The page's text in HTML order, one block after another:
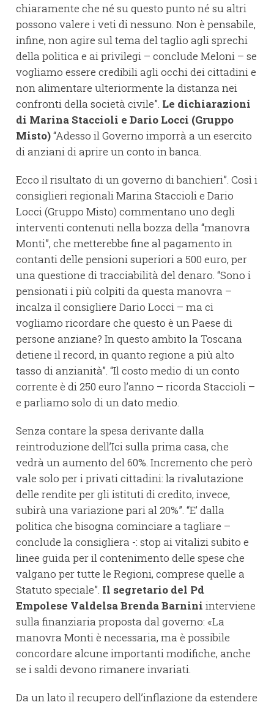
chiaramente che né su questo punto né su altri
possono valere i veti di nessuno. Non è pensabile,
infine, non agire sul tema del taglio agli sprechi
della politica e ai privilegi – conclude Meloni – se
vogliamo essere credibili agli occhi dei cittadini e
non alimentare ulteriormente la distanza nei
confronti della società civile”. Le dichiarazioni
di Marina Staccioli e Dario Locci (Gruppo
Misto)“Adesso il Governo imporrà a un esercito
di anziani di aprire un conto in banca.
Ecco il risultato di un governo di banchieri”. Così i
consiglieri regionali Marina Staccioli e Dario
Locci (Gruppo Misto) commentano uno degli
interventi contenuti nella bozza della “manovra
Monti”, che metterebbe fine al pagamento in
contanti delle pensioni superiori a 500 euro, per
una questione di tracciabilità del denaro. “Sono i
pensionati i più colpiti da questa manovra –
incalza il consigliere Dario Locci – ma ci
vogliamo ricordare che questo è un Paese di
persone anziane? In questo ambito la Toscana
detiene il record, in quanto regione a più alto
tasso di anzianità”. “Il costo medio di un conto
corrente è di 250 euro l’anno – ricorda Staccioli –
e parliamo solo di un dato medio.
Senza contare la spesa derivante dalla
reintroduzione dell’Ici sulla prima casa, che
vedrà un aumento del 60%. Incremento che però
vale solo per i privati cittadini: la rivalutazione
delle rendite per gli istituti di credito, invece,
subirà una variazione pari al 20%”. “E’ dalla
politica che bisogna cominciare a tagliare –
conclude la consigliera -: stop ai vitalizi subito e
linee guida per il contenimento delle spese che
valgano per tutte le Regioni, comprese quelle a
Statuto speciale”. Il segretario del Pd
Empolese Valdelsa Brenda Barnini interviene
sulla finanziaria proposta dal governo: «La
manovra Monti è necessaria, ma è possibile
concordare alcune importanti modifiche, anche
se i saldi devono rimanere invariati.
Da un lato il recupero dell’inflazione da estendere